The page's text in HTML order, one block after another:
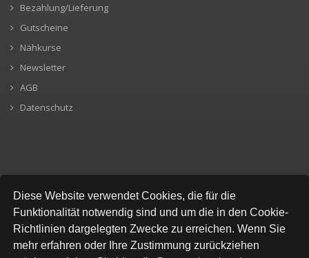
Diese Website verwendet Cookies, die für die
Funktionalität notwendig sind und um die in den Cookie-
Richtlinien dargelegten Zwecke zu erreichen. Wenn Sie
mehr erfahren oder Ihre Zustimmung zurückziehen
Bezahlung/Lieferung
Gutscheine
Nähkurse
Newsletter
AGB
Datenschutz
SICHERE BEZAHLUNG